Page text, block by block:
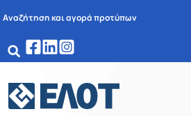
Αναζήτηση και αγορά προτύπων